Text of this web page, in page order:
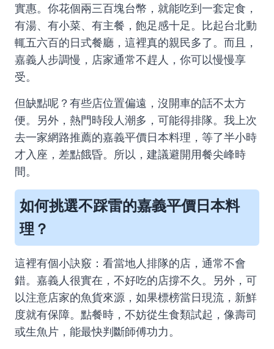
實惠。你花個兩三百塊台幣，就能吃到一套定食，
有湯、有小菜、有主餐，飽足感十足。比起台北動
輒五六百的日式餐廳，這裡真的親民多了。而且，
嘉義人步調慢，店家通常不趕人，你可以慢慢享
受。
但缺點呢？有些店位置偏遠，沒開車的話不太方
便。另外，熱門時段人潮多，可能得排隊。我上次
去一家網路推薦的嘉義平價日本料理，等了半小時
才入座，差點餓昏。所以，建議避開用餐尖峰時
間。
如何挑選不踩雷的嘉義平價日本料
理？
這裡有個小訣竅：看當地人排隊的店，通常不會
錯。嘉義人很實在，不好吃的店撐不久。另外，可
以注意店家的魚貨來源，如果標榜當日現流，新鮮
度就有保障。點餐時，不妨從生食類試起，像壽司
或生魚片，能最快判斷師傅功力。